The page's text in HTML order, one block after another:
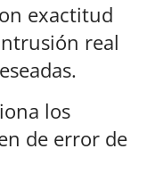
exactitud
real
los
de error de